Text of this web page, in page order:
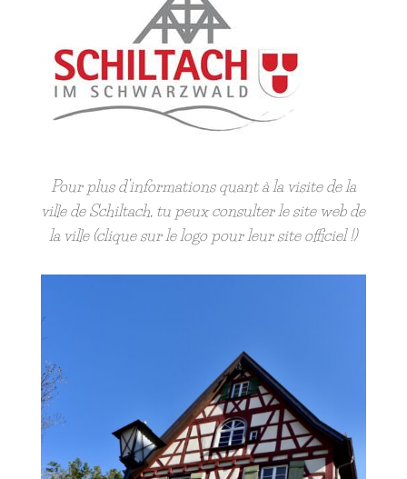
Pour plus d’informations quant à la visite de la
ville de Schiltach, tu peux consulter le site web de
la ville (clique sur le logo pour leur site officiel !)